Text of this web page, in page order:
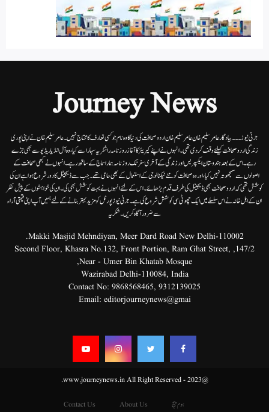
Journey News
جرنی نیوز۔۔۔بیاد گار عامر سلیم خان عامر سلیم خان اردوصحافت کی دنیا کاوہ نام جو کسی تعارف کا محتاج نہیں۔عامرسلیم خان نے اپنی پوری
زندگی اردوصحافت کیلئے وقف کردی تھی۔انہوں نے اپنے کیریئر کا آغاز روزنامہ راشٹریہ سہارا سے کیا،وہ آل انڈیا ریڈیوسے بھی جڑے
رہے۔ اس کے بعد ہندوستان ایکسپریس اور زندگی کے آخری سفر تک روزنامہ ہمارا سماج کے ساتھ رہے۔ انہوں نے کبھی صحافت کے
اصولوں سے سمجھوتہ نہیں کیا، اور وہ صحافت کو نئے ٹیکنالوجی کے استعمال کے بھی حامی تھے۔ جب سے ڈیجیٹل کا دور شروع ہوا ہے ان کی
کوشش تھی کہ اردو صحافت بھی ڈیجیٹل کی طرف قدم بڑھائے۔ اس کے لئے انہوں نے بہت کوشش بھی کی۔ ان کی خواہشوں کے پیش نظر
ان کے اہل خانہ نے اس سلسلے میں ایک چھوٹی سی کوشش شروع کی ہے۔جرنی نیوز پورٹل کو مزید بہتر بنانے کے لئے ہمیں آپ اپنی قیمتی آراء
سے ضرور آگاہ کریں۔شکریہ
Makki Masjid Mehndiyan, Meer Dard Road New Delhi-110002.
147/2, Second Floor, Khasra No.132, Front Portion, Ram Ghat Street,
Near - Umer Bin Khatab Mosque,
Wazirabad Delhi-110084, India
Contact No: 9868568465, 9312139025
Email: editorjourneynews@gmai
@2023 - www.journeynews.in All Right Reserved.
ہوم پیج About Us
Contact Us